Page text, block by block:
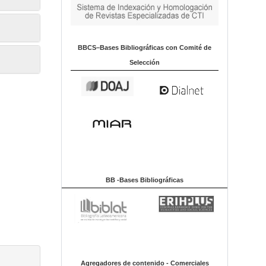
BBCS–Bases Bibliográficas con Comité de
Selección
BB -Bases Bibliográficas
Agregadores de contenido - Comerciales